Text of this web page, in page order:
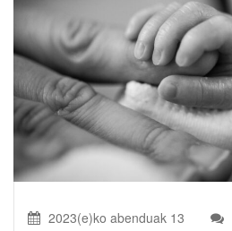
2023(e)ko abenduak 13